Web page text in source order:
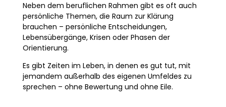
Neben dem beruflichen Rahmen gibt es oft auch
persönliche Themen, die Raum zur Klärung
brauchen – persönliche Entscheidungen,
Lebensübergänge, Krisen oder Phasen der
Orientierung.
Es gibt Zeiten im Leben, in denen es gut tut, mit
jemandem außerhalb des eigenen Umfeldes zu
sprechen – ohne Bewertung und ohne Eile.